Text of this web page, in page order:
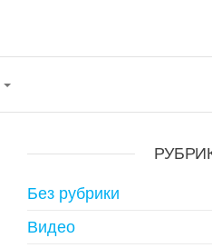
Без рубрики
Видео